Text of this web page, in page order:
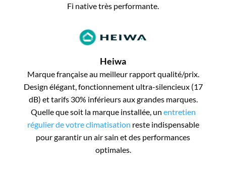
Fi native très performante.
Heiwa
Marque française au meilleur rapport qualité/prix.
Design élégant, fonctionnement ultra-silencieux (17
dB) et tarifs 30% inférieurs aux grandes marques.
Quelle que soit la marque installée, un entretien
régulier de votre climatisation reste indispensable
pour garantir un air sain et des performances
optimales.